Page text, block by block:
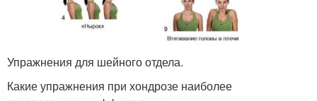
Упражнения для шейного отдела.
Какие упражнения при хондрозе наиболее